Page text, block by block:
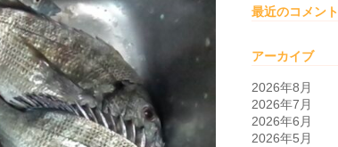
最近のコメント
アーカイブ
2026年8月
2026年7月
2026年6月
2026年5月